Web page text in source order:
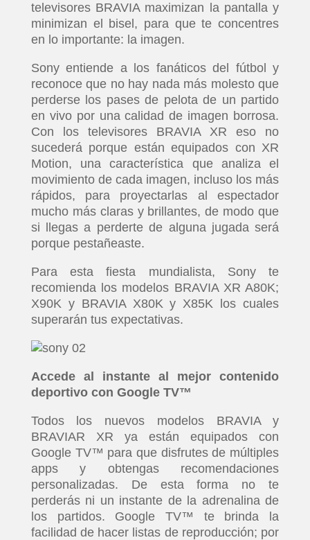
televisores BRAVIA maximizan la pantalla y
minimizan el bisel, para que te concentres
en lo importante: la imagen.
Sony entiende a los fanáticos del fútbol y
reconoce que no hay nada más molesto que
perderse los pases de pelota de un partido
en vivo por una calidad de imagen borrosa.
Con los televisores BRAVIA XR eso no
sucederá porque están equipados con XR
Motion, una característica que analiza el
movimiento de cada imagen, incluso los más
rápidos, para proyectarlas al espectador
mucho más claras y brillantes, de modo que
si llegas a perderte de alguna jugada será
porque pestañeaste.
Para esta fiesta mundialista, Sony te
recomienda los modelos BRAVIA XR A80K;
X90K y BRAVIA X80K y X85K los cuales
superarán tus expectativas.
Accede al instante al mejor contenido
deportivo con Google TV™
Todos los nuevos modelos BRAVIA y
BRAVIAR XR ya están equipados con
Google TV™ para que disfrutes de múltiples
apps y obtengas recomendaciones
personalizadas. De esta forma no te
perderás ni un instante de la adrenalina de
los partidos. Google TV™ te brinda la
facilidad de hacer listas de reproducción; por